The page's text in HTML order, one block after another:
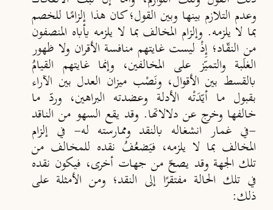
وعدم التلازم بينها وبين القول؛ كان هذا إلزامًا للخصم
بما لا يلزمه. وإلزام المخالف بما لا يلزمه يأباه المنصفون
من النقّاد؛ إِذْ ليست غايتهم منافسة الأقران ولا ظهور
الغلَبة والتميز على المخالفين، وإنما غايتهم القيامُ
بالقسط بين الأقوال، ونَصْب ميزان العدل بين الآراء
بقبول ما أيدَتْه الأدلة وعضدته البراهين، ورد ما
خالفها وخرج عن دلالاتها. وقد يقع السهو من الناقد
-في غمار انشغاله بالنقد وممارسته له- في إلزام
المخالف بما لا يلزمه، فيَضعُفُ نقده للمخالف من
تلك الجهة وقد يصحمن جهات أخرى، فيكون نقده
في تلك الحالة مفتقرًا إلى النقد؛ ومن الأمثلة على
ذلك: